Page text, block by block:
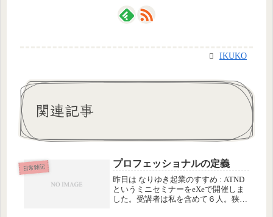
IKUKO
関連記事
日常雑記 プロフェッショナルの定義
昨日は なりゆき起業のすすめ : ATND
というミニセミナーをeXeで開催しま
した。受講者は私を含めて６人。狭く